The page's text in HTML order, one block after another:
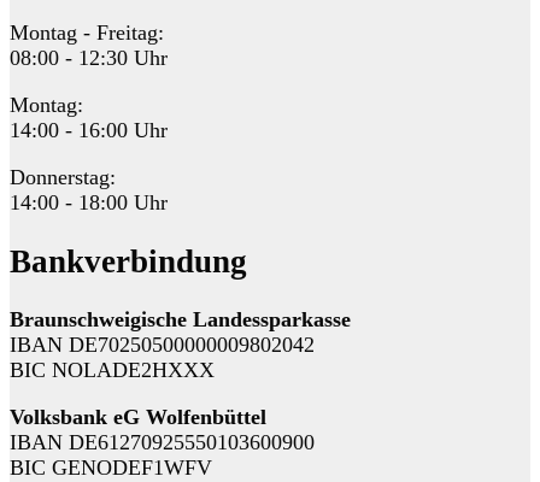
Montag - Freitag:
08:00 - 12:30 Uhr
Montag:
14:00 - 16:00 Uhr
Donnerstag:
14:00 - 18:00 Uhr
Bankverbindung
Braunschweigische Landessparkasse
IBAN DE70250500000009802042
BIC NOLADE2HXXX
Volksbank eG Wolfenbüttel
IBAN DE61270925550103600900
BIC GENODEF1WFV